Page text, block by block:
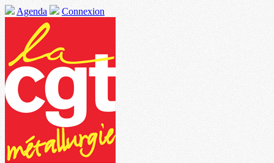
Agenda Connexion